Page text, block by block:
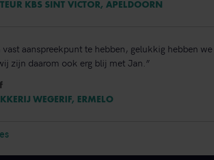
KBS SINT VICTOR, APELDOORN
vast aanspreekpunt te hebben, gelukkig hebben
zijn daarom ook erg blij met Jan.”
WEGERIF, ERMELO